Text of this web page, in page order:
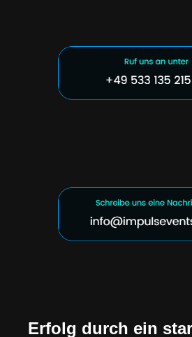
Erfolg durch ein